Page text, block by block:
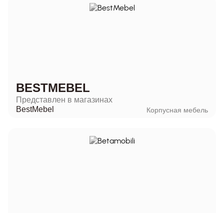
BESTMEBEL
Представлен в магазинах
BestMebel
Корпусная мебель